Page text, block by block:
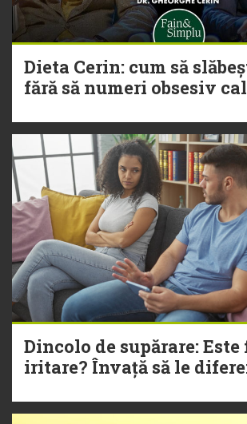
Dieta Cerin: cum să
fără să numeri obsesiv
Dincolo de supărare:
iritare? Învață să le